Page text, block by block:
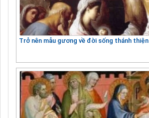
Trở nên mẫu gương về đời sống thánh thiện